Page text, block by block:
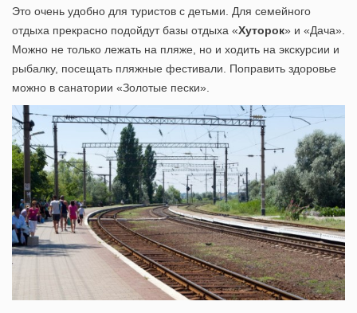
Это очень удобно для туристов с детьми. Для семейного
отдыха прекрасно подойдут базы отдыха «Хуторок» и «Дача».
Можно не только лежать на пляже, но и ходить на экскурсии и
рыбалку, посещать пляжные фестивали. Поправить здоровье
можно в санатории «Золотые пески».